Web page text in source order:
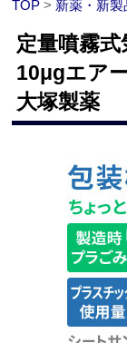
TOP > 新薬・新製
定量噴霧
10μgエア
大塚製薬